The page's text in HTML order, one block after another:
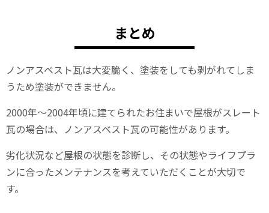
まとめ
ノンアスベスト瓦は大変脆く、塗装をしても剥がれてしま
うため塗装ができません。
2000年～2004年頃に建てられたお住まいで屋根がスレート
瓦の場合は、ノンアスベスト瓦の可能性があります。
劣化状況など屋根の状態を診断し、その状態やライフプラ
ンに合ったメンテナンスを考えていただくことが大切で
す。